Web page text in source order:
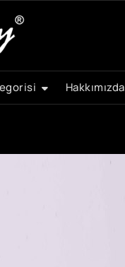
Hakkımızda